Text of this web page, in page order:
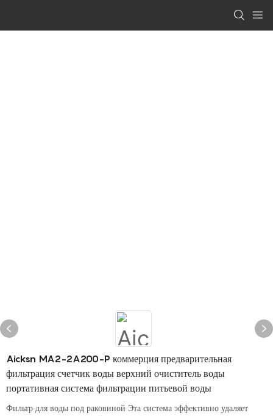
Aicksn MA2-2A200-P коммерция предварительная
фильтрация счетчик воды верхний очиститель воды
портативная система фильтрации питьевой воды
Фильтр для воды под раковиной Эта система эффективно удаляет